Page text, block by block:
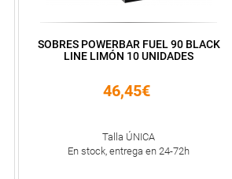
SOBRES POWERBAR FUEL 90 BLACK
LINE LIMÓN 10 UNIDADES
46,45€
Talla ÚNICA
En stock, entrega en 24-72h